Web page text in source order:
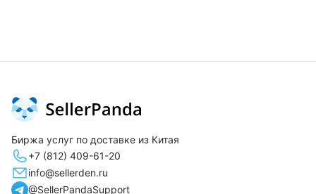
Биржа услуг по доставке из Китая
+7 (812) 409-61-20
info@sellerden.ru
@SellerPandaSupport